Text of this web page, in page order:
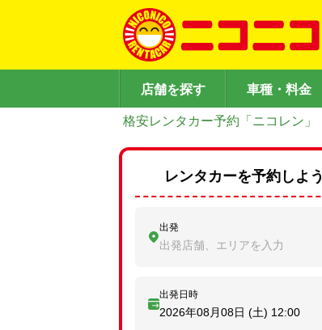
店舗を探す 車種・料金
格安レンタカー予約「ニコレン」
レンタカーを予約しよう
出発
出発店舗、エリアを入力
出発日時
2026年08月08日 (土) 12:00